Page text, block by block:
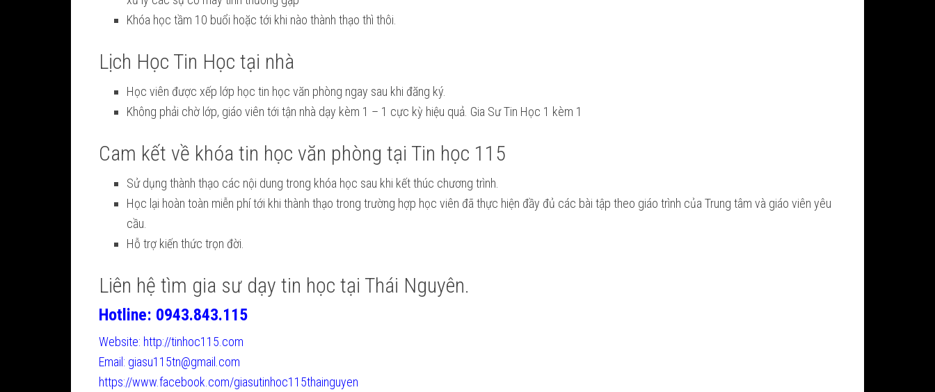
Khóa học tầm 10 buổi hoặc tới khi nào thành thạo thì thôi.
Lịch Học Tin Học tại nhà
Học viên được xếp lớp học tin học văn phòng ngay sau khi đăng ký.
Không phải chờ lớp, giáo viên tới tận nhà dạy kèm 1 – 1 cực kỳ hiệu quả. Gia Sư Tin Học 1 kèm 1
Cam kết về khóa tin học văn phòng tại Tin học 115
Sử dụng thành thạo các nội dung trong khóa học sau khi kết thúc chương trình.
Học lại hoàn toàn miễn phí tới khi thành thạo trong trường hợp học viên đã thực hiện đầy đủ các bài tập theo giáo trình của Trung tâm và giáo viên yêu
cầu.
Hỗ trợ kiến thức trọn đời.
Liên hệ tìm gia sư dạy tin học tại Thái Nguyên.
Hotline: 0943.843.115
Website: http://tinhoc115.com
Email: giasu115tn@gmail.com
https://www.facebook.com/giasutinhoc115thainguyen